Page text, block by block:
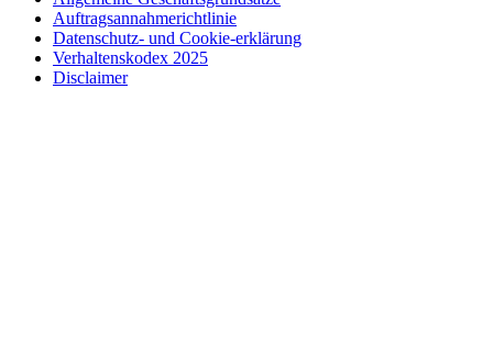
Auftragsannahmerichtlinie
Datenschutz- und Cookie-erklärung
Verhaltenskodex 2025
Disclaimer